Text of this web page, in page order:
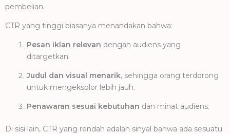
pembelian.
CTR yang tinggi biasanya menandakan bahwa:
Pesan iklan relevan dengan audiens yang
ditargetkan.
Judul dan visual menarik, sehingga orang terdorong
untuk mengeksplor lebih jauh.
Penawaran sesuai kebutuhan dan minat audiens.
Di sisi lain, CTR yang rendah adalah sinyal bahwa ada sesuatu